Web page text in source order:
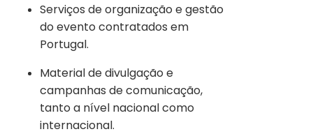
Serviços de organização e gestão
do evento contratados em
Portugal.
Material de divulgação e
campanhas de comunicação,
tanto a nível nacional como
internacional.